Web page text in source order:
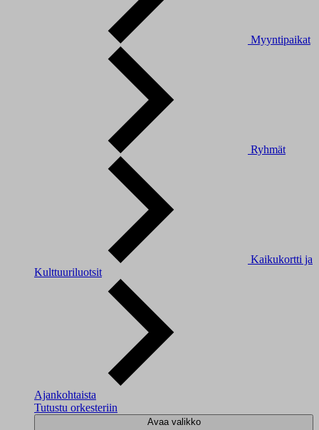
Myyntipaikat
Ryhmät
Kaikukortti ja
Kulttuuriluotsit
Ajankohtaista
Tutustu orkesteriin
Avaa valikko